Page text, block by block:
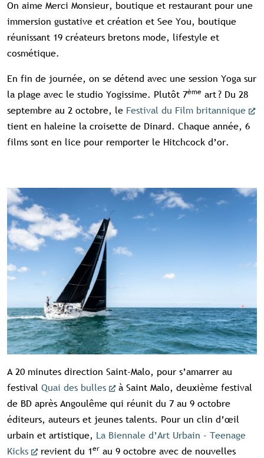
On aime Merci Monsieur, boutique et restaurant pour une
immersion gustative et création et See You, boutique
réunissant 19 créateurs bretons mode, lifestyle et
cosmétique.
En fin de journée, on se détend avec une session Yoga sur
la plage avec le studio Yogissime. Plutôt 7ème art ? Du 28
septembre au 2 octobre, le Festival du Film britannique
tient en haleine la croisette de Dinard. Chaque année, 6
films sont en lice pour remporter le Hitchcock d’or.
A 20 minutes direction Saint-Malo, pour s’amarrer au
festival Quai des bulles
à Saint Malo, deuxième festival
de BD après Angoulême qui réunit du 7 au 9 octobre
éditeurs, auteurs et jeunes talents. Pour un clin d’œil
urbain et artistique, La Biennale d’Art Urbain – Teenage
Kicks
revient du 1er au 9 octobre avec de nouvelles